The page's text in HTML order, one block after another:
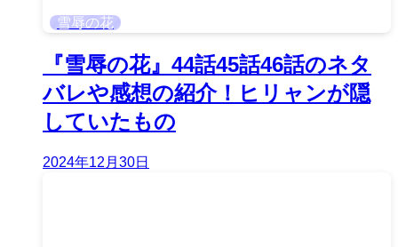
雪辱の花
『雪辱の花』44話45話46話のネタ
バレや感想の紹介！ヒリャンが隠
していたもの
2024年12月30日